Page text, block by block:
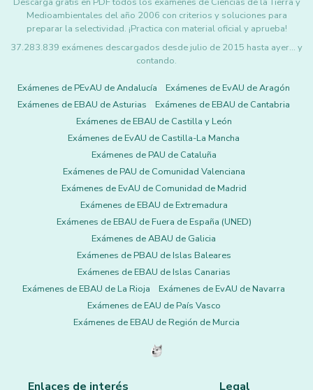
Medioambientales del año 2006 con criterios y soluciones para
preparar la selectividad. ¡Practica con material oficial y aprueba!
37.283.839 exámenes descargados desde julio de 2015 hasta ayer... y
contando.
Exámenes de PEvAU de Andalucía
Exámenes de EvAU de Aragón
Exámenes de EBAU de Asturias
Exámenes de EBAU de Cantabria
Exámenes de EBAU de Castilla y León
Exámenes de EvAU de Castilla-La Mancha
Exámenes de PAU de Cataluña
Exámenes de PAU de Comunidad Valenciana
Exámenes de EvAU de Comunidad de Madrid
Exámenes de EBAU de Extremadura
Exámenes de EBAU de Fuera de España (UNED)
Exámenes de ABAU de Galicia
Exámenes de PBAU de Islas Baleares
Exámenes de EBAU de Islas Canarias
Exámenes de EBAU de La Rioja
Exámenes de EvAU de Navarra
Exámenes de EAU de País Vasco
Exámenes de EBAU de Región de Murcia
Enlaces de interés Legal